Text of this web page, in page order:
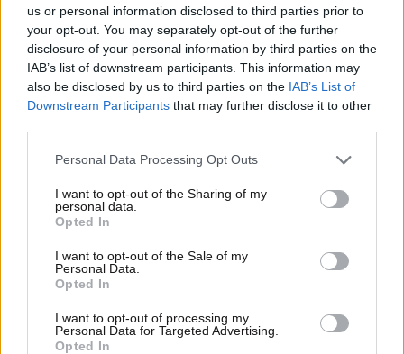
us or personal information disclosed to third parties prior to
your opt-out. You may separately opt-out of the further
disclosure of your personal information by third parties on the
IAB’s list of downstream participants. This information may
also be disclosed by us to third parties on the IAB’s List of
Downstream Participants that may further disclose it to other
Please note that this website/app uses one or more Google
not limited to your visit or usage behaviour. You may click to
grant or deny consent to Google and its third-party tags to
use your data for below specified purposes in below Google
consent section.
Personal Data Processing Opt Outs
I want to opt-out of the Sharing of my
personal data.
Opted In
I want to opt-out of the Sale of my
Personal Data.
Opted In
I want to opt-out of processing my
Personal Data for Targeted Advertising.
Opted In
03·03·2026 09:30
Anatoly: Τι δείχνουν οι φάρσες του διάσημου YouTuber
για την ψυχολογία του γέλιου